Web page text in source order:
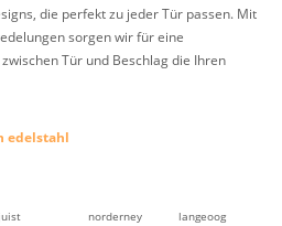
die perfekt zu jeder Tür passen. Mit
sorgen wir für eine
Tür und Beschlag die Ihren
edelstahl
juist
norderney
langeoog